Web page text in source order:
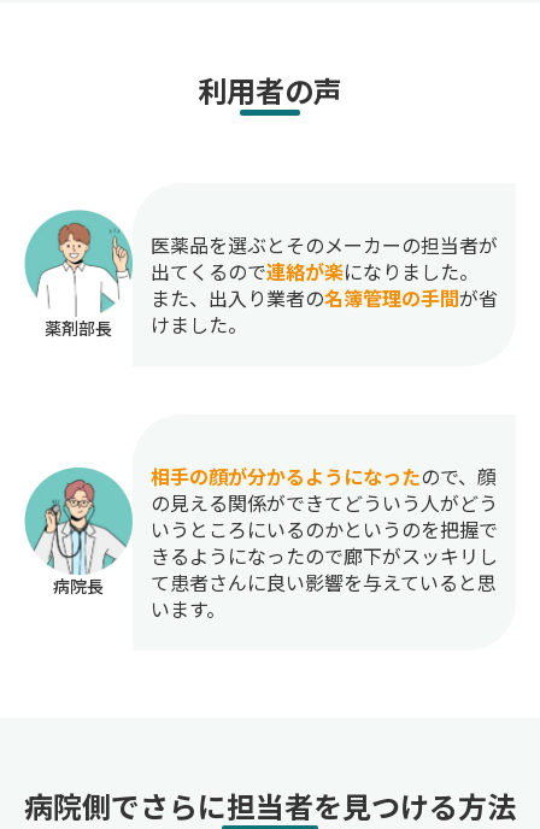
利用者の声
薬剤部長
医薬品を選ぶとそのメーカーの担当者が
出てくるので連絡が楽になりました。
また、出入り業者の名簿管理の手間が省
けました。
病院長
相手の顔が分かるようになったので、顔
の見える関係ができてどういう人がどう
いうところにいるのかというのを把握で
きるようになったので廊下がスッキリし
て患者さんに良い影響を与えていると思
います。
病院側でさらに担当者を見つける方法